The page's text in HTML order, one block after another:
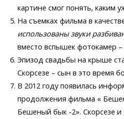
картине смог понять, каким
На съемках фильма в
использованы звуки
вместо вспышек фотокамер –
Эпизод свадьбы на крыше
Скорсезе – сын в это время
В 2012 году появилась
продолжения фильма «
Бешеный бык -2». Скорсезе